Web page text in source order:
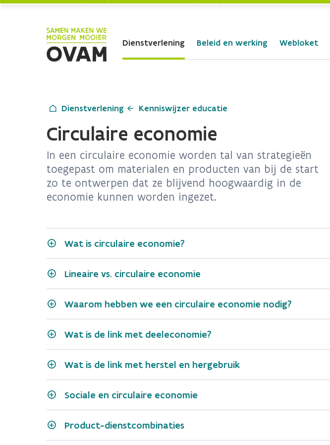
Dienstverlening Beleid en werking Webloket
Dienstverlening Kenniswijzer educatie
Circulaire economie
In een circulaire economie worden tal van strategieën
toegepast om materialen en producten van bij de start
zo te ontwerpen dat ze blijvend hoogwaardig in de
economie kunnen worden ingezet.
Wat is circulaire economie?
Lineaire vs. circulaire economie
Waarom hebben we een circulaire economie nodig?
Wat is de link met deeleconomie?
Wat is de link met herstel en hergebruik
Sociale en circulaire economie
Product-dienstcombinaties